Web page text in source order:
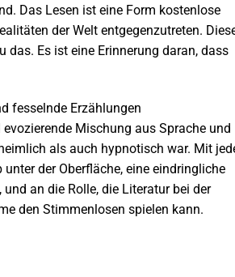
Das Lesen ist eine Form kostenlose
der Welt entgegenzutreten.
Es ist eine Erinnerung daran, dass
fesselnde Erzählungen
Mischung aus Sprache und
als auch hypnotisch war. Mit
der Oberfläche, eine eindringliche
an die Rolle, die Literatur bei der
den Stimmenlosen spielen kann.